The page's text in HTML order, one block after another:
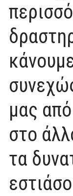
μας
στο
τα